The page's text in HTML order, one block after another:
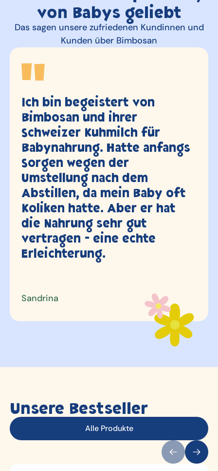
von Babys geliebt
Das sagen unsere zufriedenen Kundinnen und
Kunden über Bimbosan
Etwas melancholisch haben
wir heute die Bimbosan
Büchse (Super Premium)
3.5 Jahren und 2 Kindern
letzten Mal geleert.. waren
immer top zufrieden,
Dank!
Valerie
Unsere Bestseller
Alle Produkte